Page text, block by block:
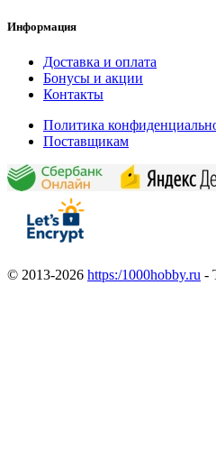
Информация
Доставка и оплата
Бонусы и акции
Контакты
Политика
Поставщикам
© 2013-2026 https:/1000hobby.ru -